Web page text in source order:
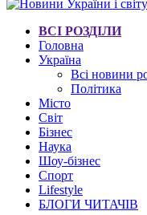
ВСІ РОЗДІЛИ
Головна
Україна
Всі новини
Політика
Місто
Світ
Бізнес
Наука
Шоу-бізнес
Спорт
Lifestyle
БЛОГИ ЧИТАЧІВ